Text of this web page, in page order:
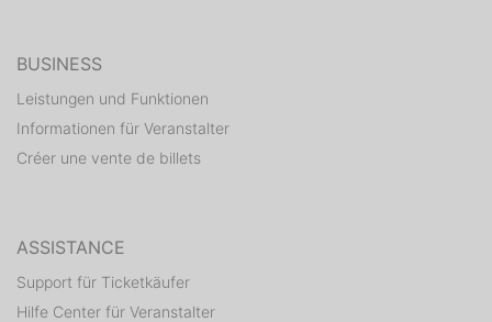
BUSINESS
Leistungen und Funktionen
Informationen für Veranstalter
Créer une vente de billets
ASSISTANCE
Support für Ticketkäufer
Hilfe Center für Veranstalter